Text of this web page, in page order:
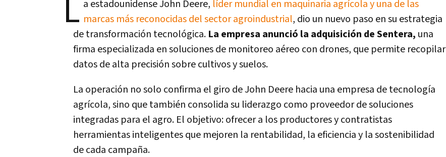
L a estadounidense John Deere, líder mundial en maquinaria agrícola y una de las
marcas más reconocidas del sector agroindustrial, dio un nuevo paso en su estrategia
de transformación tecnológica. La empresa anunció la adquisición de Sentera, una
firma especializada en soluciones de monitoreo aéreo con drones, que permite recopilar
datos de alta precisión sobre cultivos y suelos.
La operación no solo confirma el giro de John Deere hacia una empresa de tecnología
agrícola, sino que también consolida su liderazgo como proveedor de soluciones
integradas para el agro. El objetivo: ofrecer a los productores y contratistas
herramientas inteligentes que mejoren la rentabilidad, la eficiencia y la sostenibilidad
de cada campaña.